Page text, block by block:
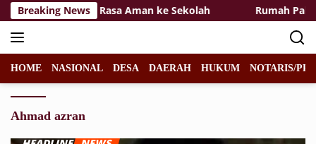
Langsung
ke
konten
Breaking News
ke-129 Hadirkan Rasa Aman ke Sekolah Rumah Pak
HOME NASIONAL DESA DAERAH HUKUM NOTARIS/
Ahmad azran